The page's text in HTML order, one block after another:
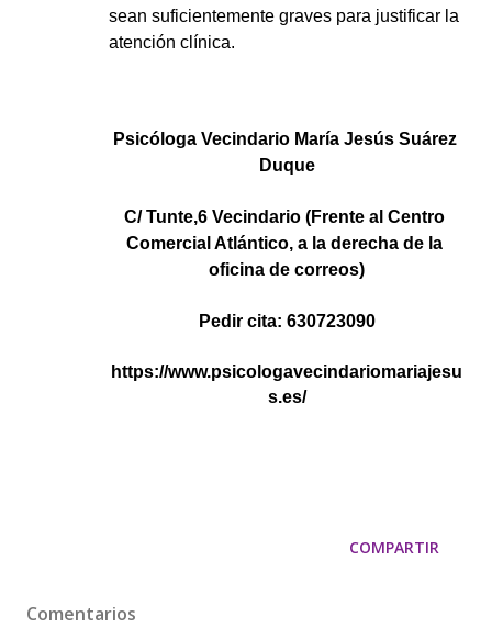
sean suficientemente graves para justificar la
atención clínica.
Psicóloga Vecindario María Jesús Suárez
Duque
C/ Tunte,6 Vecindario (Frente al Centro
Comercial Atlántico, a la derecha de la
oficina de correos)
Pedir cita: 630723090
https://www.psicologavecindariomariajesu
s.es/
COMPARTIR
Comentarios